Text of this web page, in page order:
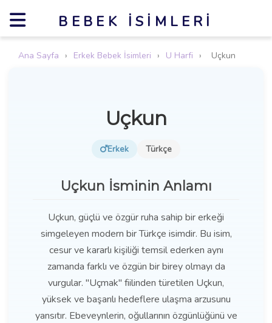
BEBEK İSIMLERI
Ana Sayfa › Erkek Bebek İsimleri › U Harfi › Uçkun
Uçkun
Erkek Türkçe
Uçkun İsminin Anlamı
Uçkun, güçlü ve özgür ruha sahip bir erkeği
simgeleyen modern bir Türkçe isimdir. Bu isim,
cesur ve kararlı kişiliği temsil ederken aynı
zamanda farklı ve özgün bir birey olmayı da
vurgular. "Uçmak" fiilinden türetilen Uçkun,
yüksek ve başarılı hedeflere ulaşma arzusunu
yansıtır. Ebeveynlerin, oğullarının özgünlüğünü ve